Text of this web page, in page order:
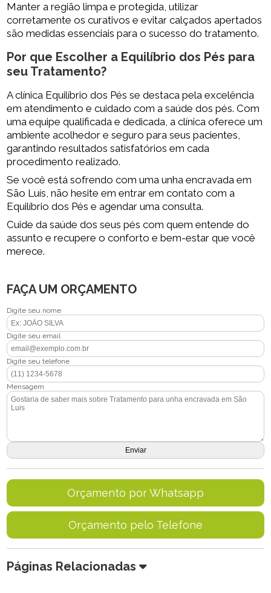
Manter a região limpa e protegida, utilizar
corretamente os curativos e evitar calçados apertados
são medidas essenciais para o sucesso do tratamento.
Por que Escolher a Equilíbrio dos Pés para
seu Tratamento?
A clínica Equilíbrio dos Pés se destaca pela excelência
em atendimento e cuidado com a saúde dos pés. Com
uma equipe qualificada e dedicada, a clínica oferece um
ambiente acolhedor e seguro para seus pacientes,
garantindo resultados satisfatórios em cada
procedimento realizado.
Se você está sofrendo com uma unha encravada em
São Luís, não hesite em entrar em contato com a
Equilíbrio dos Pés e agendar uma consulta.
Cuide da saúde dos seus pés com quem entende do
assunto e recupere o conforto e bem-estar que você
merece.
FAÇA UM ORÇAMENTO
Digite seu nome
Digite seu email
Digite seu telefone
Mensagem
Orçamento por Whatsapp
Orçamento pelo Telefone
Páginas Relacionadas